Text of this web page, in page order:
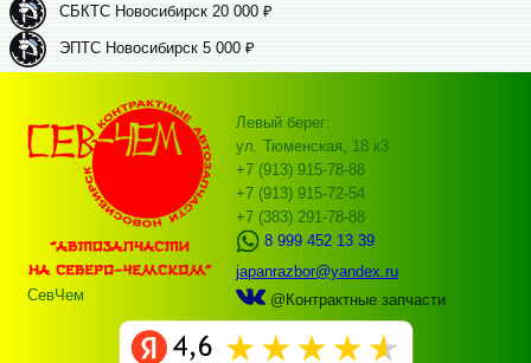
СБКТС Новосибирск 20 000 ₽
ЭПТС Новосибирск 5 000 ₽
СевЧем
Левый берег:
ул. Тюменская, 18 к3
+7 (913) 915-78-88
+7 (913) 915-72-54
+7 (383) 291-78-88
8 999 452 13 39
japanrazbor@yandex.ru
@Контрактные запчасти